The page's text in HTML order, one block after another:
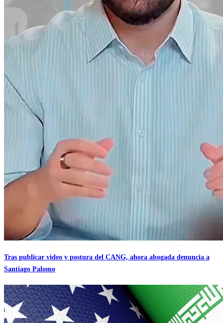
Tras publicar video y postura del CANG, ahora abogada denuncia a
Santiago Palomo